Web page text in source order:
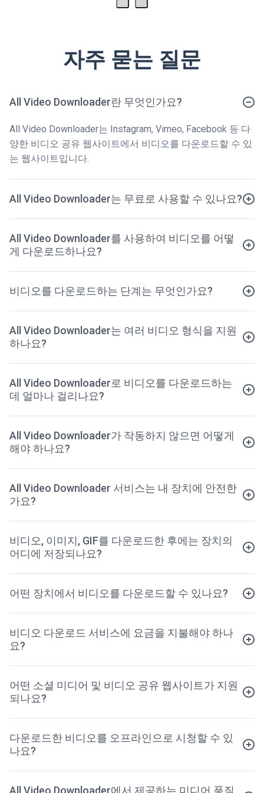
자주 묻는 질문
All Video Downloader란 무엇인가요?
All Video Downloader는 Instagram, Vimeo, Facebook 등 다
양한 비디오 공유 웹사이트에서 비디오를 다운로드할 수 있
는 웹사이트입니다.
All Video Downloader는 무료로 사용할 수 있나요?
All Video Downloader를 사용하여 비디오를 어떻
게 다운로드하나요?
비디오를 다운로드하는 단계는 무엇인가요?
All Video Downloader는 여러 비디오 형식을 지원
하나요?
All Video Downloader로 비디오를 다운로드하는
데 얼마나 걸리나요?
All Video Downloader가 작동하지 않으면 어떻게
해야 하나요?
All Video Downloader 서비스는 내 장치에 안전한
가요?
비디오, 이미지, GIF를 다운로드한 후에는 장치의
어디에 저장되나요?
어떤 장치에서 비디오를 다운로드할 수 있나요?
비디오 다운로드 서비스에 요금을 지불해야 하나
요?
어떤 소셜 미디어 및 비디오 공유 웹사이트가 지원
되나요?
다운로드한 비디오를 오프라인으로 시청할 수 있
나요?
All Video Downloader에서 제공하는 미디어 품질